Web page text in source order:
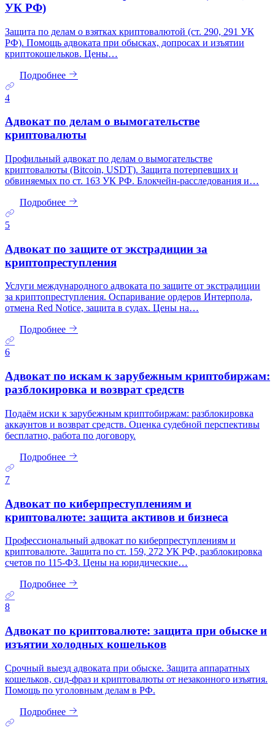
УК РФ)
Защита по делам о взятках криптовалютой (ст. 290, 291 УК
РФ). Помощь адвоката при обысках, допросах и изъятии
криптокошельков. Цены…
Подробнее
4
Адвокат по делам о вымогательстве
криптовалюты
Профильный адвокат по делам о вымогательстве
криптовалюты (Bitcoin, USDT). Защита потерпевших и
обвиняемых по ст. 163 УК РФ. Блокчейн-расследования и…
Подробнее
5
Адвокат по защите от экстрадиции за
криптопреступления
Услуги международного адвоката по защите от экстрадиции
за криптопреступления. Оспаривание ордеров Интерпола,
отмена Red Notice, защита в судах. Цены на…
Подробнее
6
Адвокат по искам к зарубежным криптобиржам:
разблокировка и возврат средств
Подаём иски к зарубежным криптобиржам: разблокировка
аккаунтов и возврат средств. Оценка судебной перспективы
бесплатно, работа по договору.
Подробнее
7
Адвокат по киберпреступлениям и
криптовалюте: защита активов и бизнеса
Профессиональный адвокат по киберпреступлениям и
криптовалюте. Защита по ст. 159, 272 УК РФ, разблокировка
счетов по 115-ФЗ. Цены на юридические…
Подробнее
8
Адвокат по криптовалюте: защита при обыске и
изъятии холодных кошельков
Срочный выезд адвоката при обыске. Защита аппаратных
кошельков, сид-фраз и криптовалюты от незаконного изъятия.
Помощь по уголовным делам в РФ.
Подробнее